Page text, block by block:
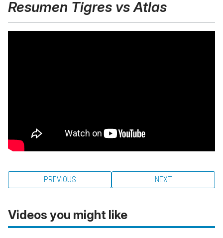
Resumen Tigres vs Atlas
PREVIOUS NEXT
Videos you might like